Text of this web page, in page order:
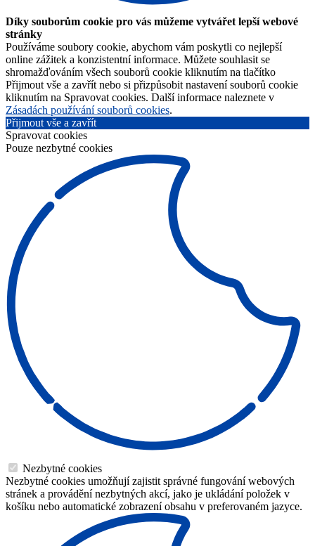
Díky souborům cookie pro vás můžeme vytvářet lepší webové
stránky
Používáme soubory cookie, abychom vám poskytli co nejlepší
online zážitek a konzistentní informace. Můžete souhlasit se
shromažďováním všech souborů cookie kliknutím na tlačítko
Přijmout vše a zavřít nebo si přizpůsobit nastavení souborů cookie
kliknutím na Spravovat cookies. Další informace naleznete v
Zásadách používání souborů cookies.
Přijmout vše a zavřít
Spravovat cookies
Pouze nezbytné cookies
Nezbytné cookies
Nezbytné cookies umožňují zajistit správné fungování webových
stránek a provádění nezbytných akcí, jako je ukládání položek v
košíku nebo automatické zobrazení obsahu v preferovaném jazyce.